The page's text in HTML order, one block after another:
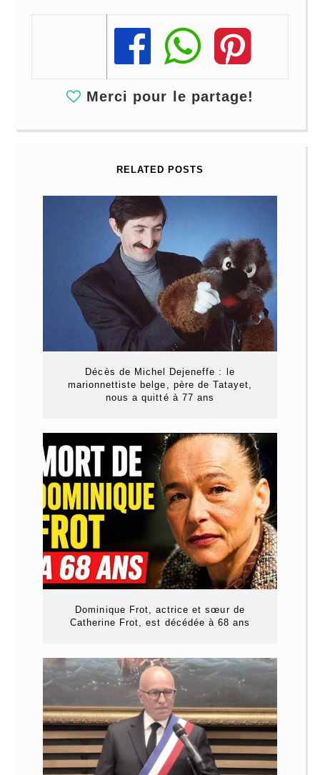
Share
Share
Share
Merci pour le partage!
RELATED POSTS
Décès de Michel Dejeneffe : le
marionnettiste belge, père de Tatayet,
nous a quitté à 77 ans
Dominique Frot, actrice et sœur de
Catherine Frot, est décédée à 68 ans